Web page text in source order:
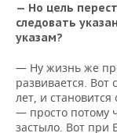
— Но цель
следовать
указам?
— Ну жизнь же
развивается. Вот
лет, и
— просто потому
застыло. Вот при